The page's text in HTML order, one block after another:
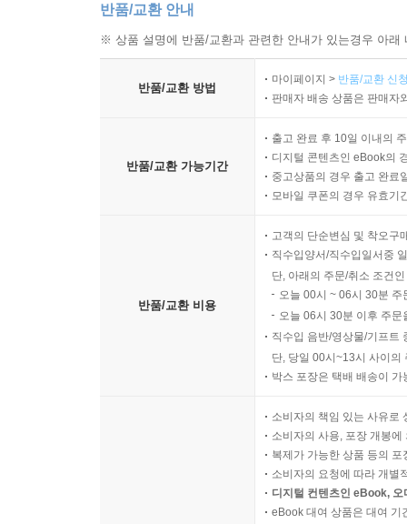
반품/교환 안내
※ 상품 설명에 반품/교환과 관련한 안내가 있는경우 아
반품/교환 방법
마이페이지 > 반품/교환 신
판매자 배송 상품은 판매자
반품/교환 가능기간
출고 완료 후 10일 이내의
디지털 콘텐츠인 eBook의
중고상품의 경우 출고 완료
모바일 쿠폰의 경우 유효기
반품/교환 비용
고객의 단순변심 및 착오구
직수입양서/직수입일서중
단, 아래의 주문/취소 조건
오늘 00시 ~ 06시 30분
오늘 06시 30분 이후 주
직수입 음반/영상물/기프트
단, 당일 00시~13시 사이의
박스 포장은 택배 배송이
소비자의 책임 있는 사유로
소비자의 사용, 포장 개봉
복제가 가능한 상품 등의
소비자의 요청에 따라 개별
디지털 컨텐츠인 eBook,
eBook 대여 상품은 대여 기